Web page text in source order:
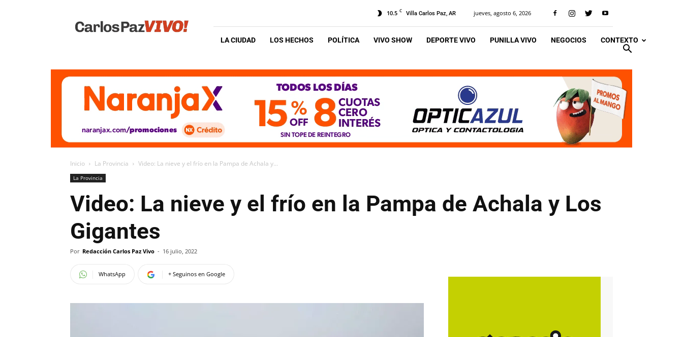
Vivo
10.5 C Villa Carlos Paz, AR jueves, agosto 6, 2026
LA CIUDAD LOS HECHOS POLÍTICA VIVO SHOW DEPORTE VIVO PUNILLA VIVO NEGOCIOS CONTEXTO
Inicio La Provincia Video: La nieve y el frío en la Pampa de Achala y...
La Provincia
Video: La nieve y el frío en la Pampa de Achala y Los
Gigantes
Por Redacción Carlos Paz Vivo - 16 julio, 2022
WhatsApp + Seguinos en Google